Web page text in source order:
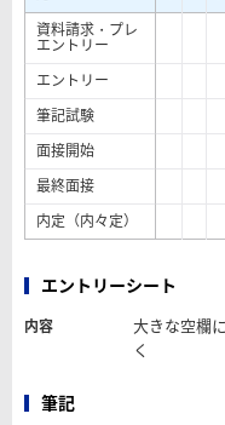
資料請求・プレ
エントリー
エントリー
筆記試験
面接開始
最終面接
内定（内々定）
エントリーシート
内容
大きな空欄
く
筆記